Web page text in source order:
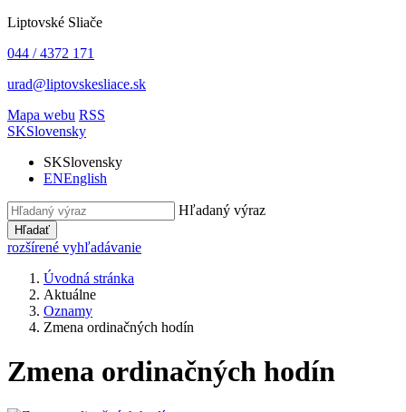
Liptovské Sliače
044 / 4372 171
urad@liptovskesliace.sk
Mapa webu RSS
SKSlovensky
SKSlovensky
ENEnglish
Hľadaný výraz
Hľadať
rozšírené vyhľadávanie
Úvodná stránka
Aktuálne
Oznamy
Zmena ordinačných hodín
Zmena ordinačných hodín